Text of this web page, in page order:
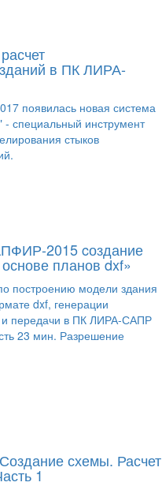
в ПК ЛИРА-
появилась новая система
инструмент
стыков
2015 cоздание
планов dxf»
построению модели здания
dxf, генерации
и передачи в ПК ЛИРА-САПР
23 мин. Разрешение
схемы. Расчет
1